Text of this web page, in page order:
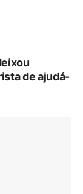
de ajudá-